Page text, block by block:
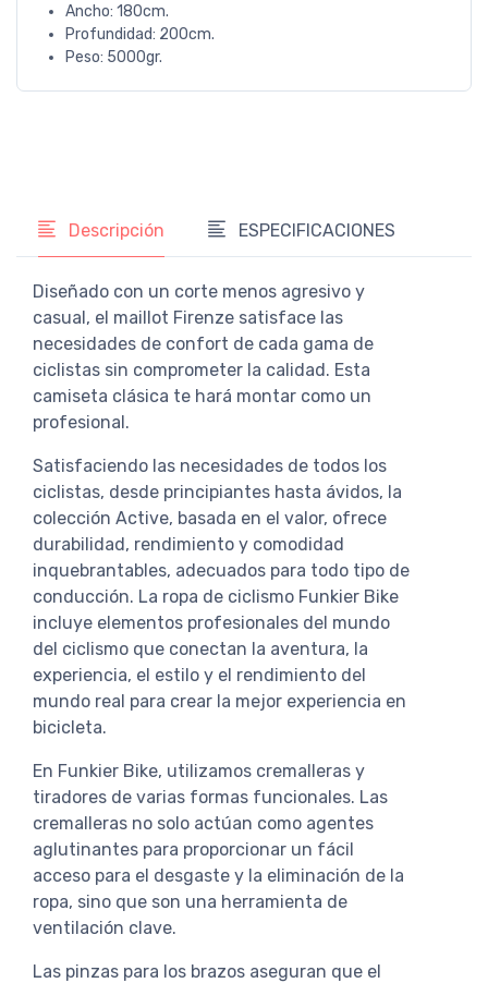
Ancho: 180cm.
Profundidad: 200cm.
Peso: 5000gr.
Descripción ESPECIFICACIONES
Diseñado con un corte menos agresivo y
casual, el maillot Firenze satisface las
necesidades de confort de cada gama de
ciclistas sin comprometer la calidad. Esta
camiseta clásica te hará montar como un
profesional.
Satisfaciendo las necesidades de todos los
ciclistas, desde principiantes hasta ávidos, la
colección Active, basada en el valor, ofrece
durabilidad, rendimiento y comodidad
inquebrantables, adecuados para todo tipo de
conducción. La ropa de ciclismo Funkier Bike
incluye elementos profesionales del mundo
del ciclismo que conectan la aventura, la
experiencia, el estilo y el rendimiento del
mundo real para crear la mejor experiencia en
bicicleta.
En Funkier Bike, utilizamos cremalleras y
tiradores de varias formas funcionales. Las
cremalleras no solo actúan como agentes
aglutinantes para proporcionar un fácil
acceso para el desgaste y la eliminación de la
ropa, sino que son una herramienta de
ventilación clave.
Las pinzas para los brazos aseguran que el